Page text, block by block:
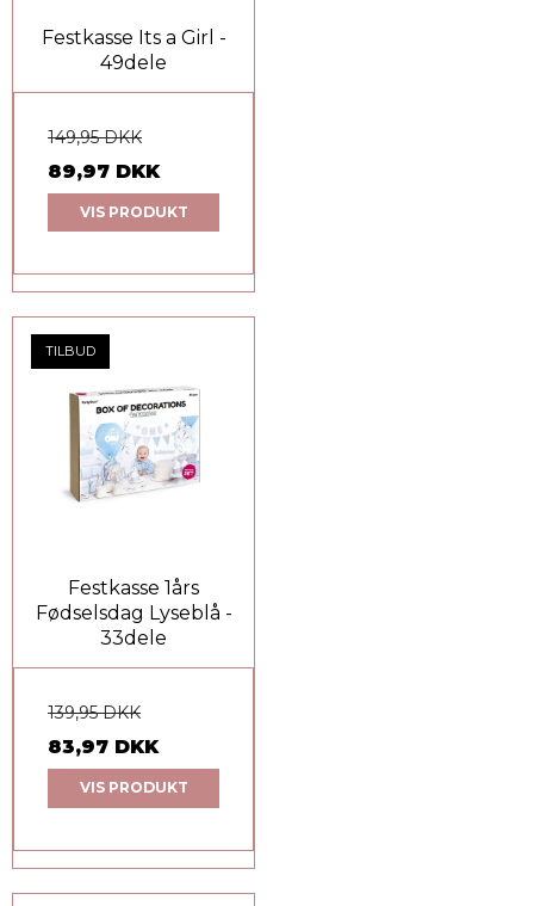
Festkasse Its a Girl -
49dele
149,95 DKK
89,97 DKK
VIS PRODUKT
TILBUD
Festkasse 1års
Fødselsdag Lyseblå -
33dele
139,95 DKK
83,97 DKK
VIS PRODUKT